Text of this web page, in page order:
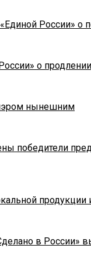
России»
о
нынешним
победители
продукции
в России»